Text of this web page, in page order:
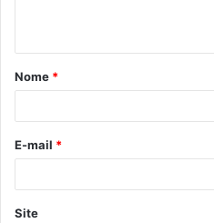
Nome *
E-mail *
Site